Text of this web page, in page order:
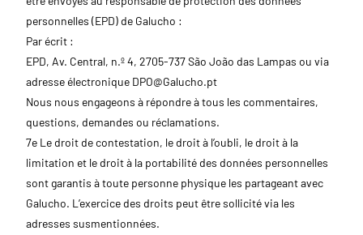
personnelles (EPD) de Galucho :
Par écrit :
EPD, Av. Central, n.º 4, 2705-737 São João das Lampas ou via
adresse électronique DPO@Galucho.pt
Nous nous engageons à répondre à tous les commentaires,
questions, demandes ou réclamations.
7e Le droit de contestation, le droit à l’oubli, le droit à la
limitation et le droit à la portabilité des données personnelles
sont garantis à toute personne physique les partageant avec
Galucho. L’exercice des droits peut être sollicité via les
adresses susmentionnées.